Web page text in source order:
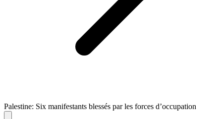
Palestine: Six manifestants blessés par les forces d’occupation